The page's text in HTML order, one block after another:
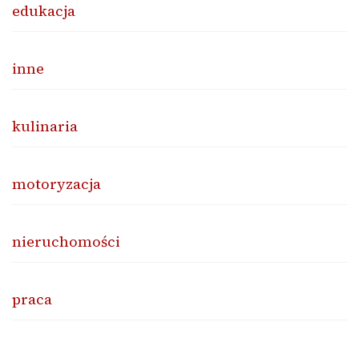
edukacja
inne
kulinaria
motoryzacja
nieruchomości
praca